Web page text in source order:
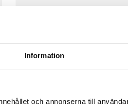
Information
och annonserna till